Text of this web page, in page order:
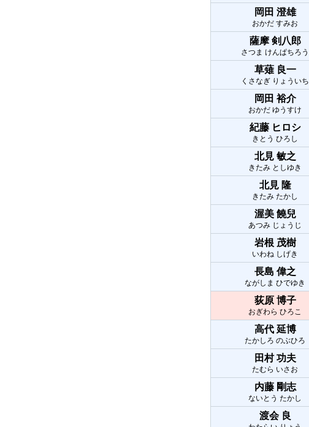
岡田 澄雄
おかだ すみお
薩摩 剣八郎
さつま けんぱちろう
草薙 良一
くさなぎ りょういち
岡田 裕介
おかだ ゆうすけ
紀藤 ヒロシ
きとう ひろし
北見 敏之
きたみ としゆき
北見 隆
きたみ たかし
渥美 饒兒
あつみ じょうじ
岩根 茂樹
いわね しげき
長島 偉之
ながしま ひでゆき
荻原 博子
おぎわら ひろこ
高代 延博
たかしろ のぶひろ
田村 功夫
たむら いさお
内藤 剛志
ないとう たかし
渡会 良